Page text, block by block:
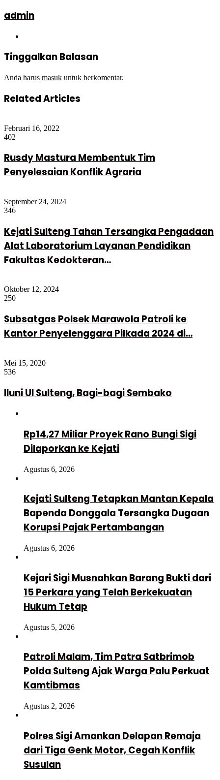
admin
Tinggalkan Balasan
Anda harus masuk untuk berkomentar.
Related Articles
Februari 16, 2022
402
Rusdy Mastura Membentuk Tim
Penyelesaian Konflik Agraria
September 24, 2024
346
Kejati Sulteng Tahan Tersangka Pengadaan
Alat Laboratorium Layanan Pendidikan
Fakultas Kedokteran…
Oktober 12, 2024
250
Subsatgas Polsek Marawola Patroli ke
Kantor Penyelenggara Pilkada 2024 di…
Mei 15, 2020
536
Iluni UI Sulteng, Bagi-bagi Sembako
Rp14,27 Miliar Proyek Rano Bungi Sigi
Dilaporkan ke Kejati
Agustus 6, 2026
Kejati Sulteng Tetapkan Mantan Kepala
Bapenda Donggala Tersangka Dugaan
Korupsi Pajak Pertambangan
Agustus 6, 2026
Kejari Sigi Musnahkan Barang Bukti dari
15 Perkara yang Telah Berkekuatan
Hukum Tetap
Agustus 5, 2026
Patroli Malam, Tim Patra Satbrimob
Polda Sulteng Ajak Warga Palu Perkuat
Kamtibmas
Agustus 2, 2026
Polres Sigi Amankan Delapan Remaja
dari Tiga Genk Motor, Cegah Konflik
Susulan